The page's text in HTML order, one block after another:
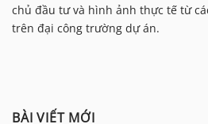
chủ đầu tư và hình ảnh thực tế từ
trên đại công trường dự án.
BÀI VIẾT MỚI